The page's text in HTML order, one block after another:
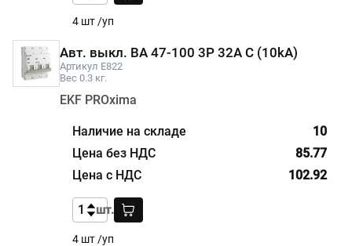
4 шт /уп
Авт. выкл. ВА 47-100 3P 32A C (10kA)
Артикул E822
Вес 0.3 кг.
EKF PROxima
10
4 шт /уп
85.77
102.92
шт.